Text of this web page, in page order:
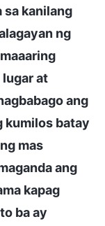
sa kanilang
ng
lugar at
ang
kumilos batay
mas
ang
kapag
ba ay